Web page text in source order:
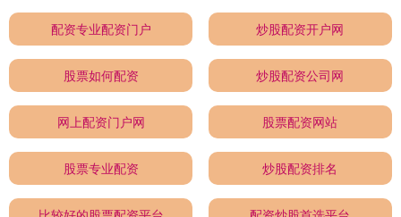
配资专业配资门户 炒股配资开户网
股票如何配资 炒股配资公司网
网上配资门户网 股票配资网站
股票专业配资 炒股配资排名